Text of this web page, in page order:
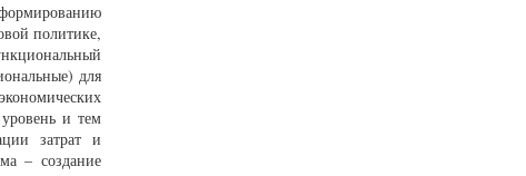
политике,
для
и тем
затрат и
– создание